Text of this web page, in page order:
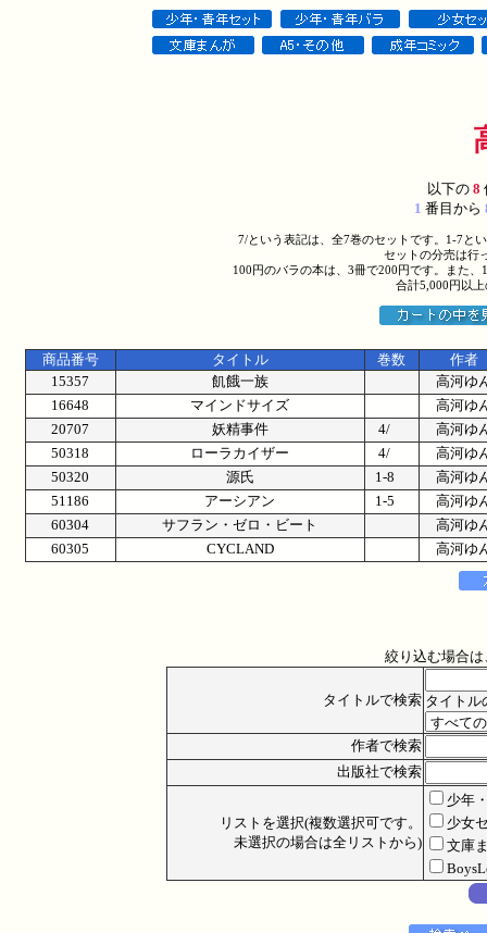
以下の8
1 番目から
7/という表記は、全7巻のセットです。1-7と
セットの分売は行
100円のバラの本は、3冊で200円です。また
合計5,000円以
商品番号 タイトル 巻数
作者
15357
飢餓一族
高河ゆ
16648
マインドサイズ
高河ゆ
20707
妖精事件 4/
高河ゆ
50318
ローラカイザー 4/
高河ゆ
50320
源氏 1-8
高河ゆ
51186
アーシアン 1-5
高河ゆ
60304
サフラン・ゼロ・ビート
高河ゆ
60305
CYCLAND 高河ゆ
絞り込む場合
タイトルで検索 タイトル
作者で検索
出版社で検索
リストを選択(複数選択可です。
未選択の場合は全リストから)
少年
少女
文庫